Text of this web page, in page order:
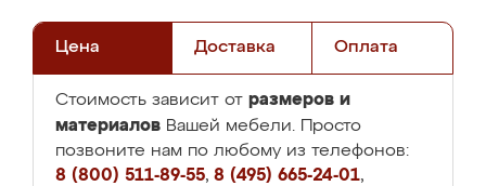
Цена Доставка Оплата
Стоимость зависит от размеров и
материалов Вашей мебели. Просто
позвоните нам по любому из телефонов:
8 (800) 511-89-55, 8 (495) 665-24-01,